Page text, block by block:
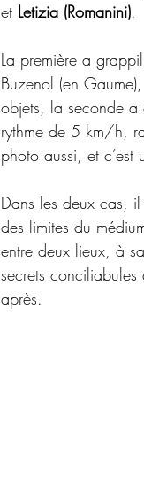
et Letizia (Romanini).
La première a
Buzenol (en
objets, la seconde a
rythme de 5 km/h,
photo aussi, et
Dans les deux cas,
des limites du
entre deux lieux, à
secrets
après.